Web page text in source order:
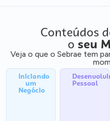
Conteúdos
o seu
Veja o que o Sebrae tem
Iniciando
um
Negócio
Pessoal